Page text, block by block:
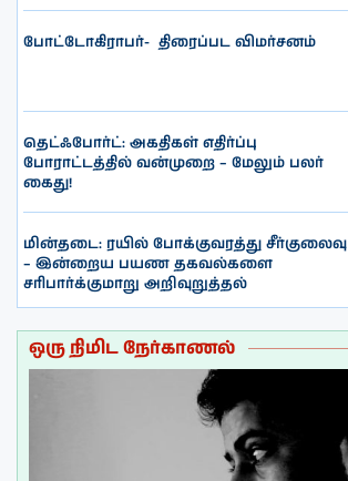
போட்டோகிராபர்- ‌ திரைப்பட விமர்சனம்
தெட்ஃபோர்ட்: அகதிகள் எதிர்ப்பு
போராட்டத்தில் வன்முறை – மேலும் பலர்
கைது!
மின்தடை: ரயில் போக்குவரத்து சீர்குலைவு
– இன்றைய பயண தகவல்களை
சரிபார்க்குமாறு அறிவுறுத்தல்
ஒரு நிமிட நேர்காணல்